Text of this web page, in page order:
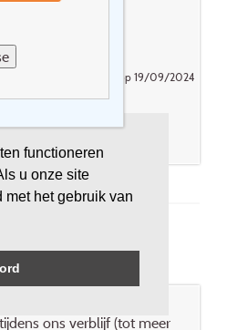
functioneren
u onze site
met het gebruik van
Gepost door An Geusens op 19/09/2024
****
ons verblijf (tot meer